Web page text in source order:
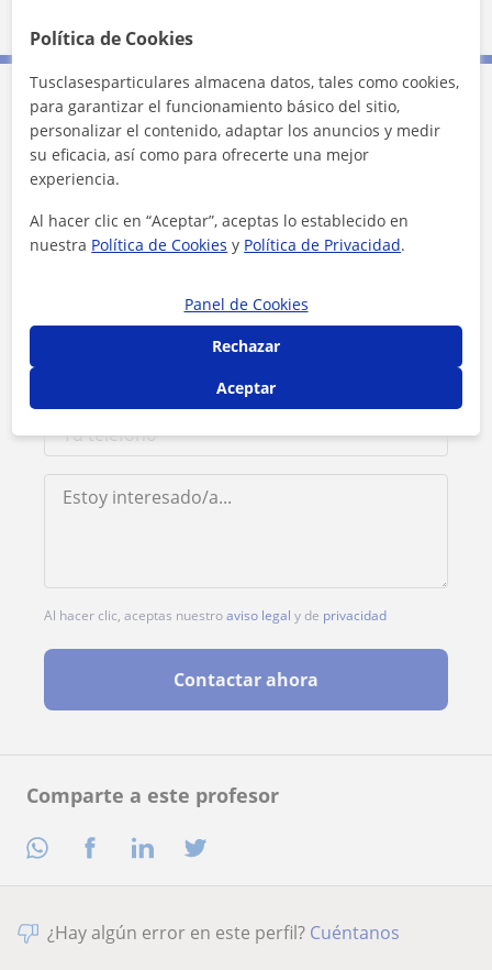
Comparte a este profesor
Contacta con Rob
Tarifa
1ª clase gratis
Al hacer clic, aceptas nuestroaviso legal y de privacidad
Contactar ahora
¿Hay algún error en este perfil? Cuéntanos
Política de Cookies
Tusclasesparticulares almacena datos, tales como cookies,
para garantizar el funcionamiento básico del sitio,
personalizar el contenido, adaptar los anuncios y medir
su eficacia, así como para ofrecerte una mejor
experiencia.
Al hacer clic en “Aceptar”, aceptas lo establecido en
nuestra Política de Cookies y Política de Privacidad.
Panel de Cookies
Rechazar
Aceptar